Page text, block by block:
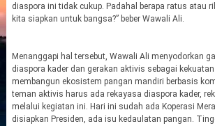
diaspora ini tidak cukup. Padahal berapa ratus atau
kita siapkan untuk bangsa?” beber Wawali Ali.
Menanggapi hal tersebut, Wawali Ali menyodorkan
diaspora kader dan gerakan aktivis sebagai
membangun ekosistem pangan mandiri berbasis
teman aktivis harus ada rekayasa diaspora kader,
melalui kegiatan ini. Hari ini sudah ada Koperasi
disiapkan Presiden, ada isu kedaulatan pangan.